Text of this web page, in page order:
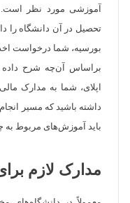
آموزشی مورد نظر است.
تحصیل در آن دانشگاه را
بورسیه، شما درخواست
براساس آن‌چه شرح داده
اپلای، شما به مدارک
داشته باشید که مسیر
باید آموزش‌های مربوط به
مدارک لازم